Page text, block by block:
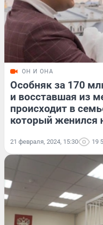
ОН И ОНА
Особняк за 170
и восставшая из
происходит в
который женился
21 февраля, 2024, 15:30 19